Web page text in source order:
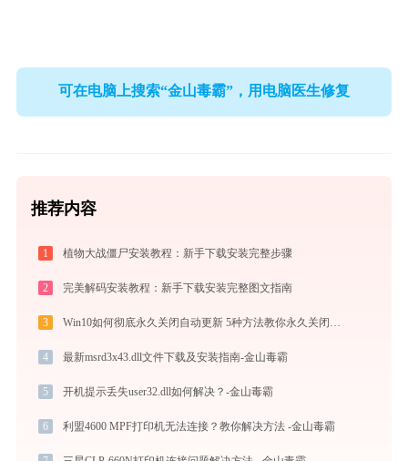
可在电脑上搜索“金山毒霸”，用电脑医生修复
推荐内容
1 植物大战僵尸安装教程：新手下载安装完整步骤
2 完美解码安装教程：新手下载安装完整图文指南
3
4 最新msrd3x43.dll文件下载及安装指南-金山毒霸
5 开机提示丢失user32.dll如何解决？-金山毒霸
6 利盟4600 MPF打印机无法连接？教你解决方法 -金山毒霸